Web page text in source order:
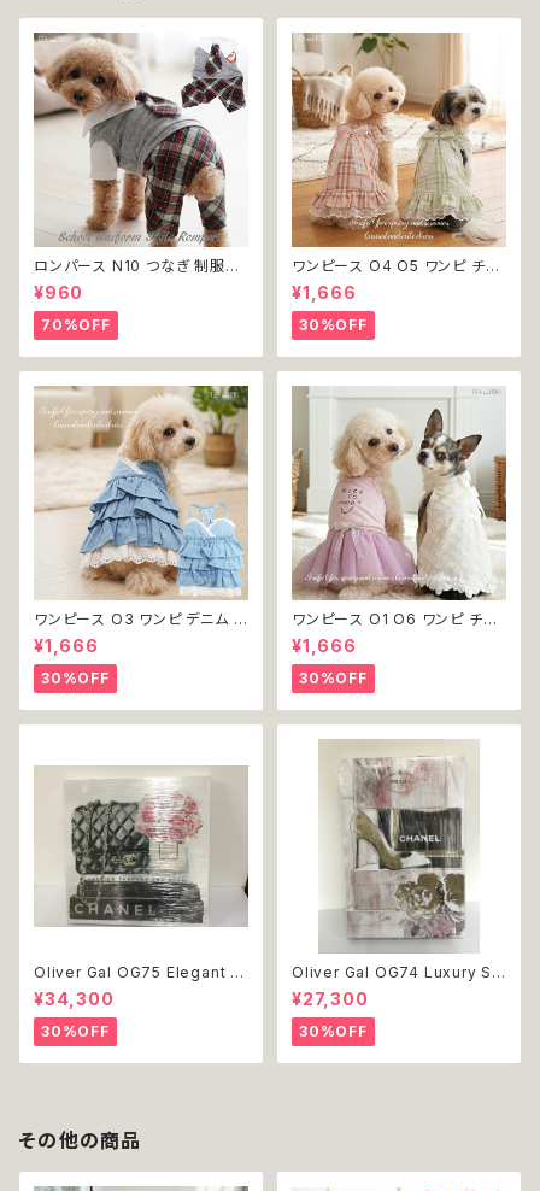
ロンパース N10 つなぎ 制服風
チェック柄 グレー 灰色 コスチュ
ーム コスプレ ドッグウェア dog
犬 猫 ペット 服 犬服 洋服 オシ
ャレ かわいい 小型犬 返品交換
不可
¥960
70%OFF
ワンピース O4 O5 ワンピ チェ
ック プリーツ レース 女の子 犬
犬服 小型 猫 服 洋服 ペット do
g ドッグウェア おしゃれ かわい
い 返品交換不可
¥1,666
30%OFF
ワンピース O3 ワンピ デニム プ
リーツ レース 女の子 犬 犬服
小型 猫 服 洋服 ペット dog ド
ッグウェア おしゃれ かわいい 返
品交換不可
¥1,666
30%OFF
ワンピース O1 O6 ワンピ チュ
ール レース 花 フラワー 女の子
犬 犬服 小型 猫 服 洋服 ペット
dog ドッグウェア おしゃれ かわ
いい 返品交換不可
¥1,666
30%OFF
Oliver Gal OG75 Elegant E
ssentials Paris 絵 アート イ
ンテリア お祝い 贈り物 プレゼ
ント 結婚 新築 開店 周年 バー
スデイ 誕生日 ご褒美
¥34,300
30%OFF
Oliver Gal OG74 Luxury St
acked Shoes Rose Giftbo
x 絵 アート インテリア お祝い
贈り物 プレゼント 結婚 新築 開
店 周年 バースデイ 誕生日 ご褒
美
¥27,300
30%OFF
その他の商品